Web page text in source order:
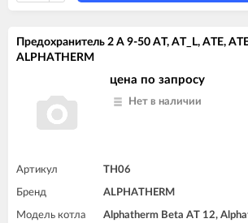
Предохранитель 2 A 9-50 AT, AT_L, ATE,
ALPHATHERM
цена по запросу
Нет в наличии
Артикул TH06
Бренд ALPHATHERM
Модель котла
Alphatherm Beta AT 12,